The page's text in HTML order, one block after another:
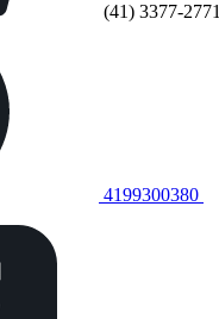
(41) 3377-2771
4199300380